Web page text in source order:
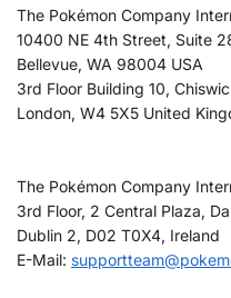
The Pokémon Company
10400 NE 4th Street, Suite
Bellevue, WA 98004 USA
3rd Floor Building 10,
London, W4 5X5 United
The Pokémon Company
3rd Floor, 2 Central Plaza,
Dublin 2, D02 T0X4, Ireland
E-Mail: